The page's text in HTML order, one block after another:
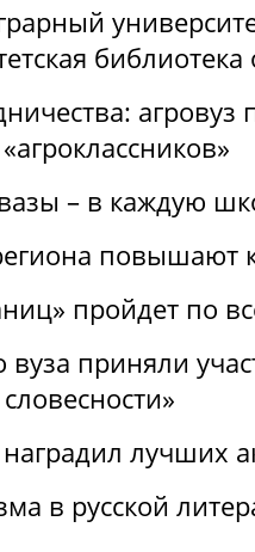
– в каждую
повышают
пройдет по
вуза приняли
наградил лучших
в русской